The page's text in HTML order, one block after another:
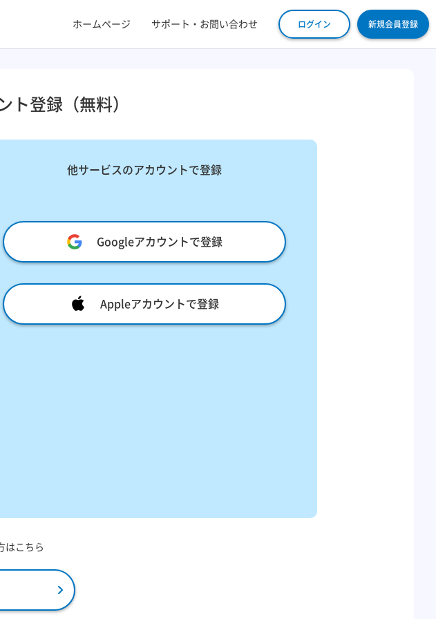
ホームページ サポート・お問い合わせ ログイン 新規会員登録
ト登録​（無料）​
他サービスのアカウントで登録
Googleアカウントで登録
Appleアカウントで登録
はこちら